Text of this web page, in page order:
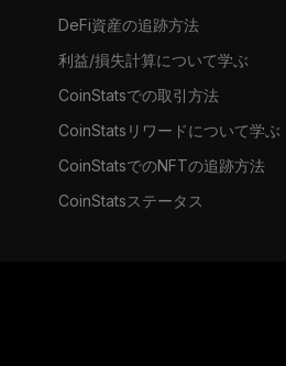
DeFi資産の追跡方法
利益/損失計算について学ぶ
CoinStatsでの取引方法
CoinStatsリワードについて学ぶ
CoinStatsでのNFTの追跡方法
CoinStatsステータス